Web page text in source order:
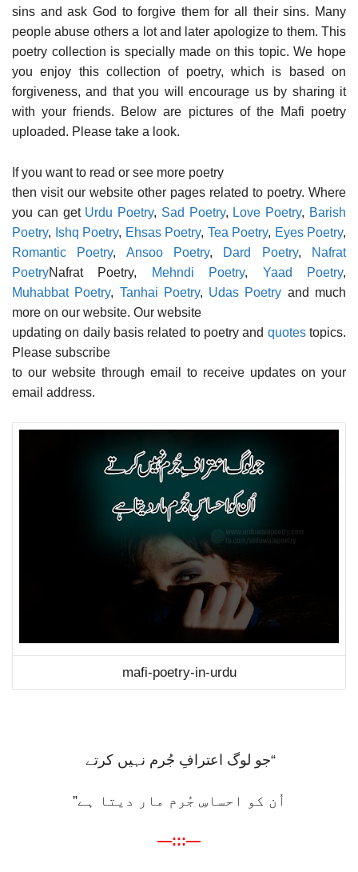
sins and ask God to forgive them for all their sins. Many
people abuse others a lot and later apologize to them. This
poetry collection is specially made on this topic. We hope
you enjoy this collection of poetry, which is based on
forgiveness, and that you will encourage us by sharing it
with your friends. Below are pictures of the Mafi poetry
uploaded. Please take a look.
If you want to read or see more poetry
then visit our website other pages related to poetry. Where
you can get Urdu Poetry, Sad Poetry, Love Poetry, Barish
Poetry, Ishq Poetry, Ehsas Poetry, Tea Poetry, Eyes Poetry,
Romantic Poetry, Ansoo Poetry, Dard Poetry,
Nafrat
PoetryNafrat Poetry, Mehndi Poetry, Yaad Poetry,
Muhabbat Poetry, Tanhai Poetry, Udas Poetry and much
more on our website. Our website
updating on daily basis related to poetry and quotestopics.
Please subscribe
to our website through email to receive updates on your
email address.
mafi-poetry-in-urdu
“جو لوگ اعترافِ جُرم نہیں کرتے
اُن کو احساسِ جُرم مار دیتا ہے”
—:::—